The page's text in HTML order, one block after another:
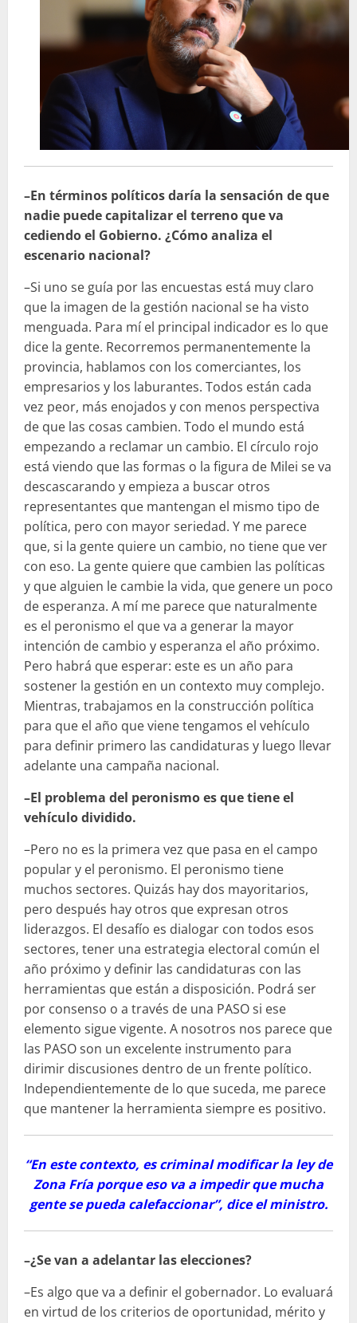
–En términos políticos daría la sensación de que
nadie puede capitalizar el terreno que va
cediendo el Gobierno. ¿Cómo analiza el
escenario nacional?
–Si uno se guía por las encuestas está muy claro
que la imagen de la gestión nacional se ha visto
menguada. Para mí el principal indicador es lo que
dice la gente. Recorremos permanentemente la
provincia, hablamos con los comerciantes, los
empresarios y los laburantes. Todos están cada
vez peor, más enojados y con menos perspectiva
de que las cosas cambien. Todo el mundo está
empezando a reclamar un cambio. El círculo rojo
está viendo que las formas o la figura de Milei se va
descascarando y empieza a buscar otros
representantes que mantengan el mismo tipo de
política, pero con mayor seriedad. Y me parece
que, si la gente quiere un cambio, no tiene que ver
con eso. La gente quiere que cambien las políticas
y que alguien le cambie la vida, que genere un poco
de esperanza. A mí me parece que naturalmente
es el peronismo el que va a generar la mayor
intención de cambio y esperanza el año próximo.
Pero habrá que esperar: este es un año para
sostener la gestión en un contexto muy complejo.
Mientras, trabajamos en la construcción política
para que el año que viene tengamos el vehículo
para definir primero las candidaturas y luego llevar
adelante una campaña nacional.
–El problema del peronismo es que tiene el
vehículo dividido.
–Pero no es la primera vez que pasa en el campo
popular y el peronismo. El peronismo tiene
muchos sectores. Quizás hay dos mayoritarios,
pero después hay otros que expresan otros
liderazgos. El desafío es dialogar con todos esos
sectores, tener una estrategia electoral común el
año próximo y definir las candidaturas con las
herramientas que están a disposición. Podrá ser
por consenso o a través de una PASO si ese
elemento sigue vigente. A nosotros nos parece que
las PASO son un excelente instrumento para
dirimir discusiones dentro de un frente político.
Independientemente de lo que suceda, me parece
que mantener la herramienta siempre es positivo.
“En este contexto, es criminal modificar la ley de
Zona Fría porque eso va a impedir que mucha
gente se pueda calefaccionar”, dice el ministro.
–¿Se van a adelantar las elecciones?
–Es algo que va a definir el gobernador. Lo evaluará
en virtud de los criterios de oportunidad, mérito y